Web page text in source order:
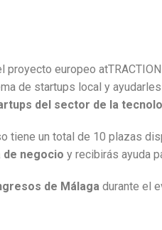
proyecto europeo
de startups local y
del sector de la
tiene un total de 10 plazas
de negocio y recibirás ayuda
de Málaga durante el